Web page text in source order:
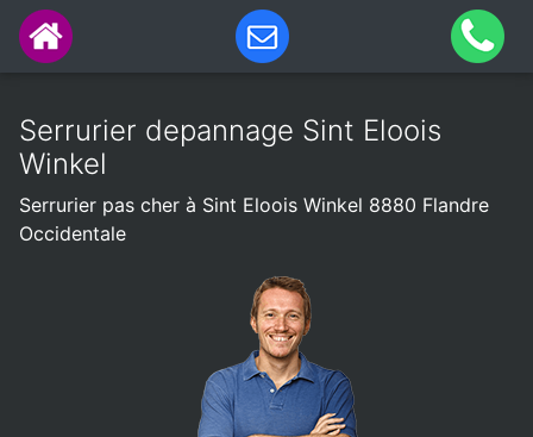
Serrurier depannage Sint Eloois
Winkel
Serrurier pas cher à Sint Eloois Winkel 8880 Flandre
Occidentale